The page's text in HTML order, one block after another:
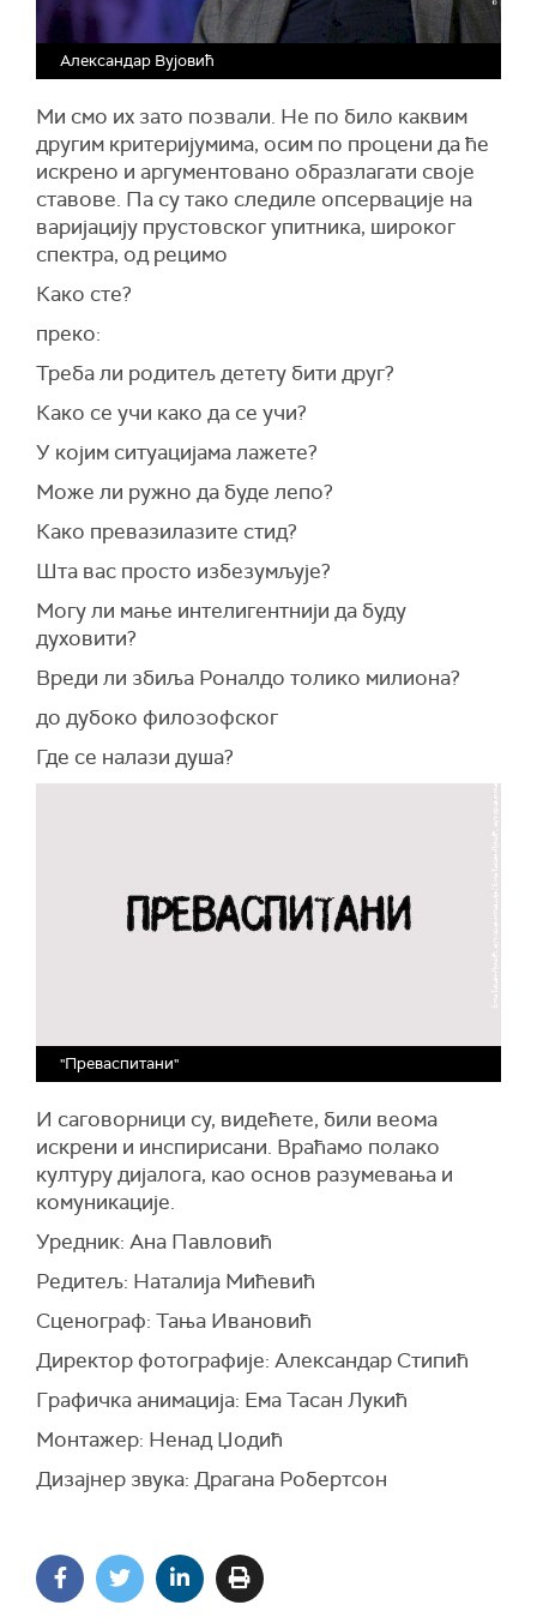
Александар Вујовић
Ми смо их зато позвали. Не по било каквим
другим критеријумима, осим по процени да ће
искрено и аргументовано образлагати своје
ставове. Па су тако следиле опсервације на
варијацију прустовског упитника, широког
спектра, од рецимо
Како сте?
преко:
Треба ли родитељ детету бити друг?
Како се учи како да се учи?
У којим ситуацијама лажете?
Може ли ружно да буде лепо?
Како превазилазите стид?
Шта вас просто избезумљује?
Могу ли мање интелигентнији да буду
духовити?
Вреди ли збиља Роналдо толико милиона?
до дубоко филозофског
Где се налази душа?
"Преваспитани"
И саговорници су, видећете, били веома
искрени и инспирисани. Враћамо полако
културу дијалога, као основ разумевања и
комуникације.
Уредник: Ана Павловић
Редитељ: Наталија Мићевић
Сценограф: Тања Ивановић
Директор фотографије: Александар Стипић
Графичка анимација: Ема Тасан Лукић
Монтажер: Ненад Џодић
Дизајнер звука: Драгана Робертсон